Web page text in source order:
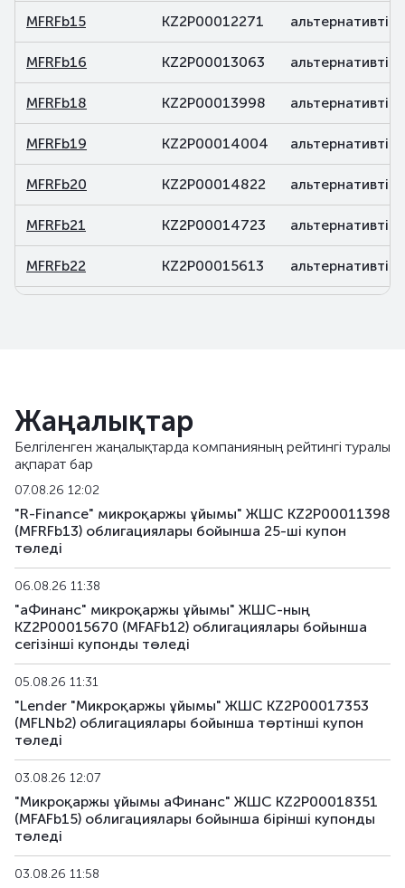
MFRFb15 KZ2P00012271 альтернативті
MFRFb16 KZ2P00013063 альтернативті
MFRFb18 KZ2P00013998 альтернативті
MFRFb19 KZ2P00014004 альтернативті
MFRFb20 KZ2P00014822 альтернативті
MFRFb21 KZ2P00014723 альтернативті
MFRFb22 KZ2P00015613 альтернативті
MFRFb26 KZ2P00016306
MFRFb27
MFRFb28 KZ2P00017775 альтернативті
MFRFb29
MFRFpp1
MFRFpp2 KZ2P00018021 жеке
Жаңалықтар
Белгіленген жаңалықтарда компанияның рейтингі туралы
ақпарат бар
07.08.26 12:02
"R-Finance" микроқаржы ұйымы" ЖШС KZ2P00011398
(MFRFb13) облигациялары бойынша 25-шi купон
төледі
06.08.26 11:38
"аФинанс" микроқаржы ұйымы" ЖШС-ның
KZ2P00015670 (MFAFb12) облигациялары бойынша
сегiзiншi купонды төледі
05.08.26 11:31
"Lender "Микроқаржы ұйымы" ЖШС KZ2P00017353
(MFLNb2) облигациялары бойынша төртінші купон
төледі
03.08.26 12:07
"Микроқаржы ұйымы аФинанс" ЖШС KZ2P00018351
(MFAFb15) облигациялары бойынша бірiнші купонды
төледі
03.08.26 11:58